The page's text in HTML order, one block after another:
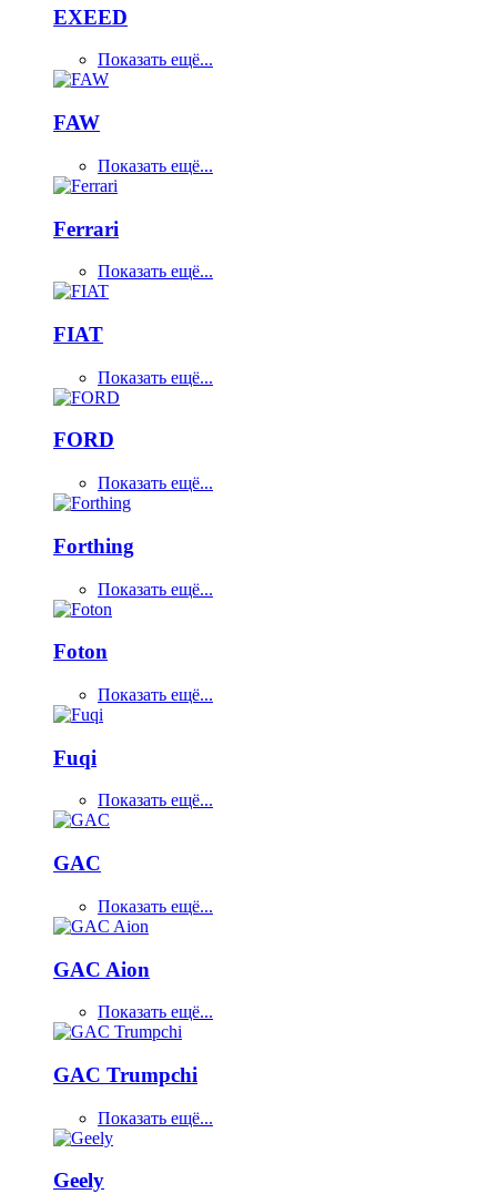
EXEED
Показать ещё...
FAW
Показать ещё...
Ferrari
Показать ещё...
FIAT
Показать ещё...
FORD
Показать ещё...
Forthing
Показать ещё...
Foton
Показать ещё...
Fuqi
Показать ещё...
GAC
Показать ещё...
GAC Aion
Показать ещё...
GAC Trumpchi
Показать ещё...
Geely